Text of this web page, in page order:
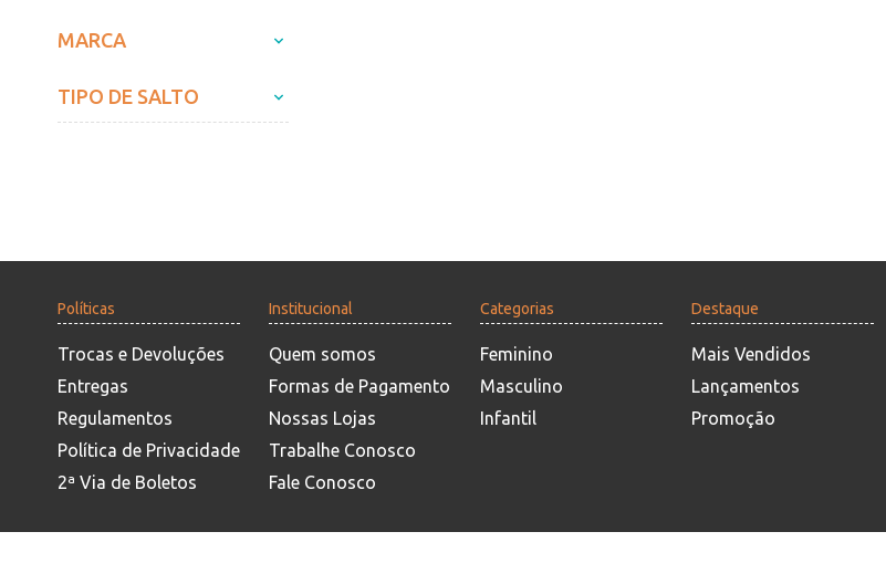
MARCA
TIPO DE SALTO
Políticas
Trocas e Devoluções
Entregas
Regulamentos
Política de Privacidade
2ª Via de Boletos
Institucional
Quem somos
Formas de Pagamento
Nossas Lojas
Trabalhe Conosco
Fale Conosco
Categorias
Feminino
Masculino
Infantil
Destaque
Mais Vendidos
Lançamentos
Promoção